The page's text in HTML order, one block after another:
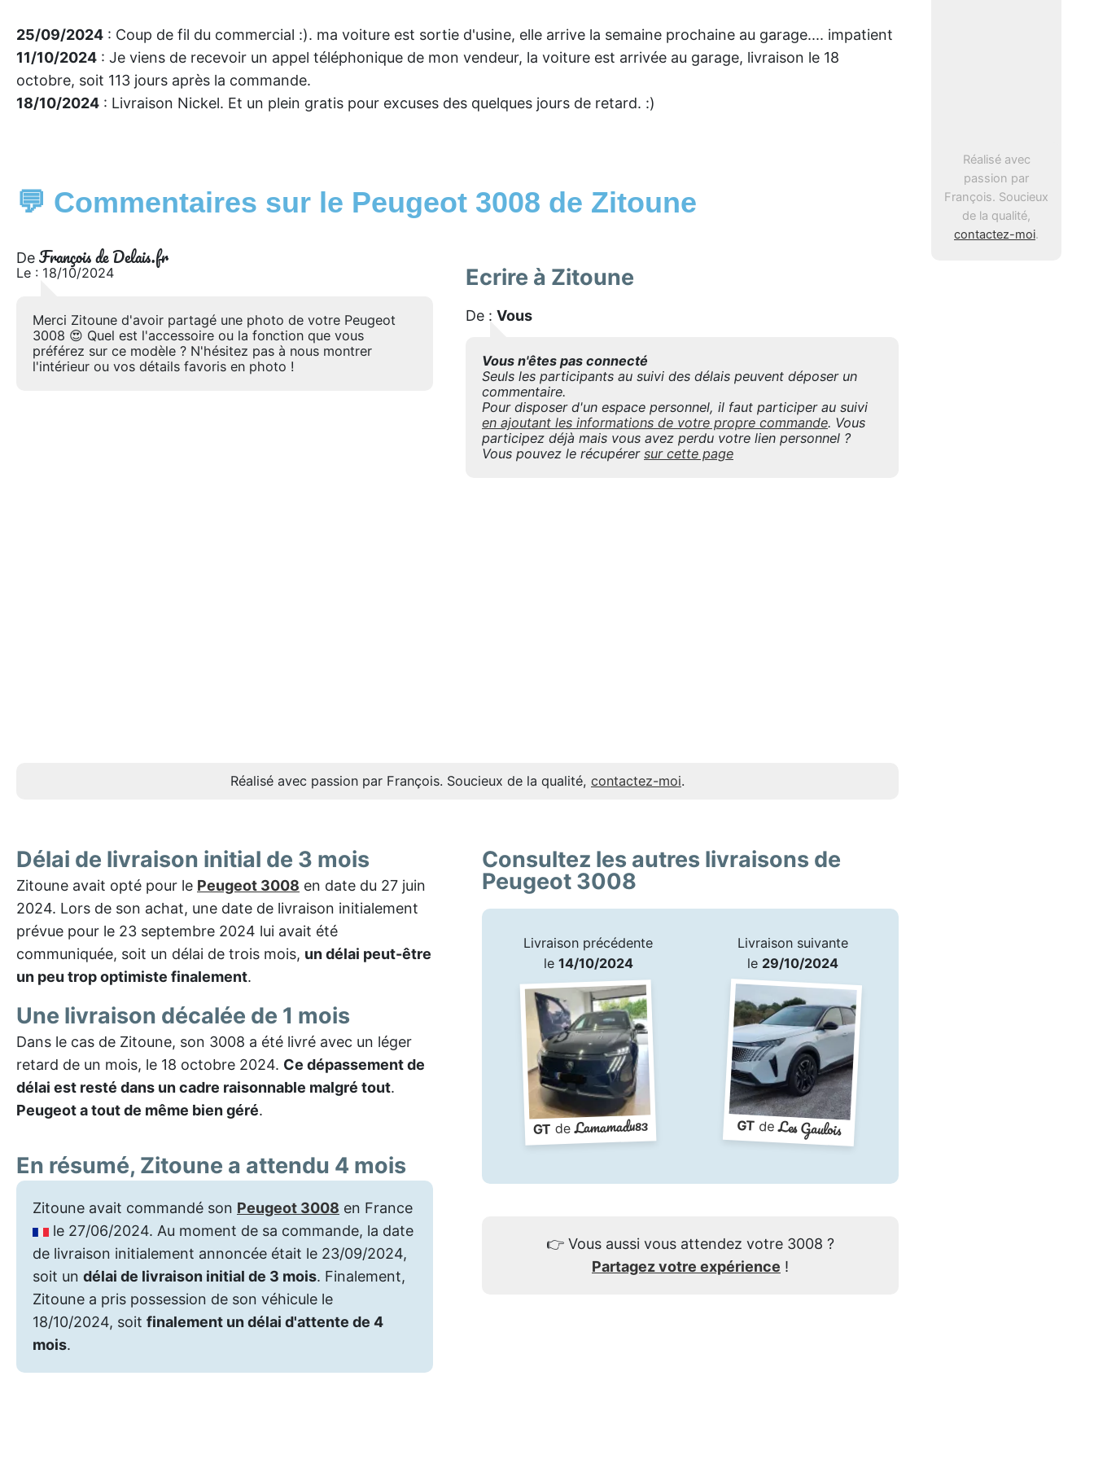
Réalisé avec
passion par
François. Soucieux
de la qualité,
contactez-moi.
25/09/2024 : Coup de fil du commercial :). ma voiture est sortie d'usine, elle arrive la semaine prochaine au garage.... impatient
11/10/2024 : Je viens de recevoir un appel téléphonique de mon vendeur, la voiture est arrivée au garage, livraison le 18
octobre, soit 113 jours après la commande.
18/10/2024 : Livraison Nickel. Et un plein gratis pour excuses des quelques jours de retard. :)
💬 Commentaires sur le Peugeot 3008 de Zitoune
De François de Delais.fr
Le : 18/10/2024
Merci Zitoune d'avoir partagé une photo de votre Peugeot
3008 😍 Quel est l'accessoire ou la fonction que vous
préférez sur ce modèle ? N'hésitez pas à nous montrer
l'intérieur ou vos détails favoris en photo !
Ecrire à Zitoune
De : Vous
Vous n'êtes pas connecté
Seuls les participants au suivi des délais peuvent déposer un
commentaire.
Pour disposer d'un espace personnel, il faut participer au suivi
en ajoutant les informations de votre propre commande. Vous
participez déjà mais vous avez perdu votre lien personnel ?
Vous pouvez le récupérer sur cette page
Réalisé avec passion par François. Soucieux de la qualité, contactez-moi.
Délai de livraison initial de 3 mois
Zitoune avait opté pour le Peugeot 3008 en date du 27 juin
2024. Lors de son achat, une date de livraison initialement
prévue pour le 23 septembre 2024 lui avait été
communiquée, soit un délai de trois mois, un délai peut-être
un peu trop optimiste finalement.
Une livraison décalée de 1 mois
Dans le cas de Zitoune, son 3008 a été livré avec un léger
retard de un mois, le 18 octobre 2024. Ce dépassement de
délai est resté dans un cadre raisonnable malgré tout.
Peugeot a tout de même bien géré.
En résumé, Zitoune a attendu 4 mois
Zitoune avait commandé son Peugeot 3008 en France
le 27/06/2024. Au moment de sa commande, la date
de livraison initialement annoncée était le 23/09/2024,
soit un délai de livraison initial de 3 mois. Finalement,
Zitoune a pris possession de son véhicule le
18/10/2024, soit finalement un délai d'attente de 4
mois.
Consultez les autres livraisons de
Peugeot 3008
Livraison précédente
le 14/10/2024
GT deLamamadu83
Livraison suivante
le 29/10/2024
GTdeLes Gaulois
👉 Vous aussi vous attendez votre 3008 ?
Partagez votre expérience !